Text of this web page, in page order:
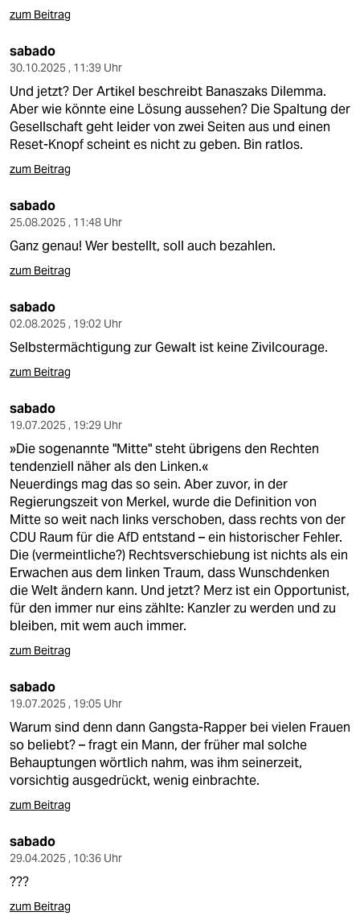
zum Beitrag
sabado
30.10.2025 , 11:39 Uhr
Und jetzt? Der Artikel beschreibt Banaszaks Dilemma.
Aber wie könnte eine Lösung aussehen? Die Spaltung der
Gesellschaft geht leider von zwei Seiten aus und einen
Reset-Knopf scheint es nicht zu geben. Bin ratlos.
zum Beitrag
sabado
25.08.2025 , 11:48 Uhr
Ganz genau! Wer bestellt, soll auch bezahlen.
zum Beitrag
sabado
02.08.2025 , 19:02 Uhr
Selbstermächtigung zur Gewalt ist keine Zivilcourage.
zum Beitrag
sabado
19.07.2025 , 19:29 Uhr
»Die sogenannte "Mitte" steht übrigens den Rechten
tendenziell näher als den Linken.«
Neuerdings mag das so sein. Aber zuvor, in der
Regierungszeit von Merkel, wurde die Definition von
Mitte so weit nach links verschoben, dass rechts von der
CDU Raum für die AfD entstand – ein historischer Fehler.
Die (vermeintliche?) Rechtsverschiebung ist nichts als ein
Erwachen aus dem linken Traum, dass Wunschdenken
die Welt ändern kann. Und jetzt? Merz ist ein Opportunist,
für den immer nur eins zählte: Kanzler zu werden und zu
bleiben, mit wem auch immer.
zum Beitrag
sabado
19.07.2025 , 19:05 Uhr
Warum sind denn dann Gangsta-Rapper bei vielen Frauen
so beliebt? – fragt ein Mann, der früher mal solche
Behauptungen wörtlich nahm, was ihm seinerzeit,
vorsichtig ausgedrückt, wenig einbrachte.
zum Beitrag
sabado
29.04.2025 , 10:36 Uhr
???
zum Beitrag